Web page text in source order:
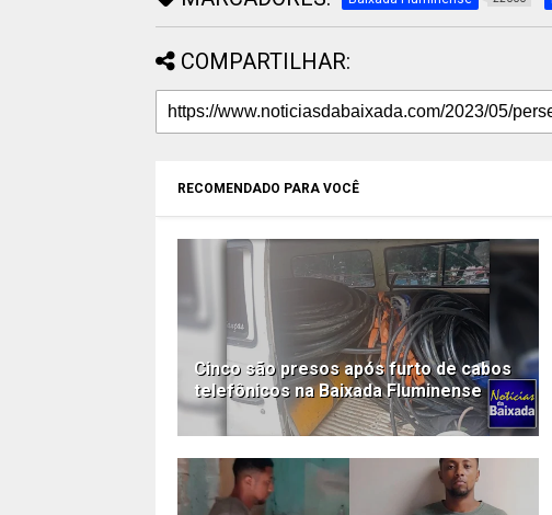
COMPARTILHAR:
RECOMENDADO PARA VOCÊ
Cinco são presos após furto de cabos
telefônicos na Baixada Fluminense